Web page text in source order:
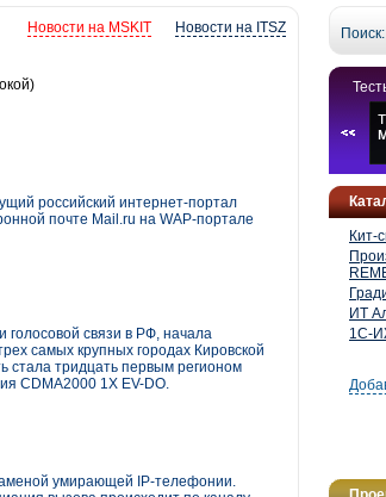
Поиск:
Кит-
ИТ
1С-
Новости на ITSZ
Новости на MSKIT
российский интернет-портал
почте Mail.ru на WAP-портале
голосовой связи в РФ, начала
самых крупных городах Кировской
стала тридцать первым регионом
CDMA2000 1X EV-DO.
умирающей IP-телефонии.